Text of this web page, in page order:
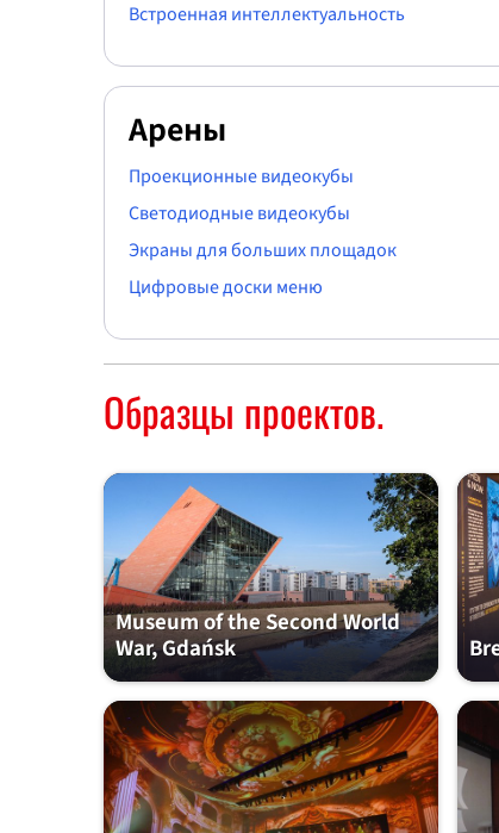
Встроенная интеллектуальность
Арены
Проекционные видеокубы
Светодиодные видеокубы
Экраны для больших площадок
Цифровые доски меню
Образцы проектов.
Museum of the Second World
War, Gdańsk